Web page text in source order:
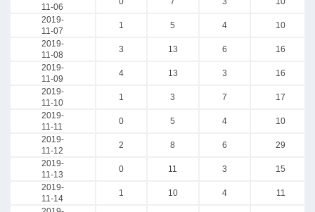
11-06
2019-
11-07
1 5 4
10
2019-
11-08
3 13 6
16
2019-
11-09
4 13 3
16
2019-
11-10
1 3 7
17
2019-
11-11
0 5 4
10
2019-
11-12
2 8 6
29
2019-
11-13
0 11 3
15
2019-
11-14
1 10 4
11